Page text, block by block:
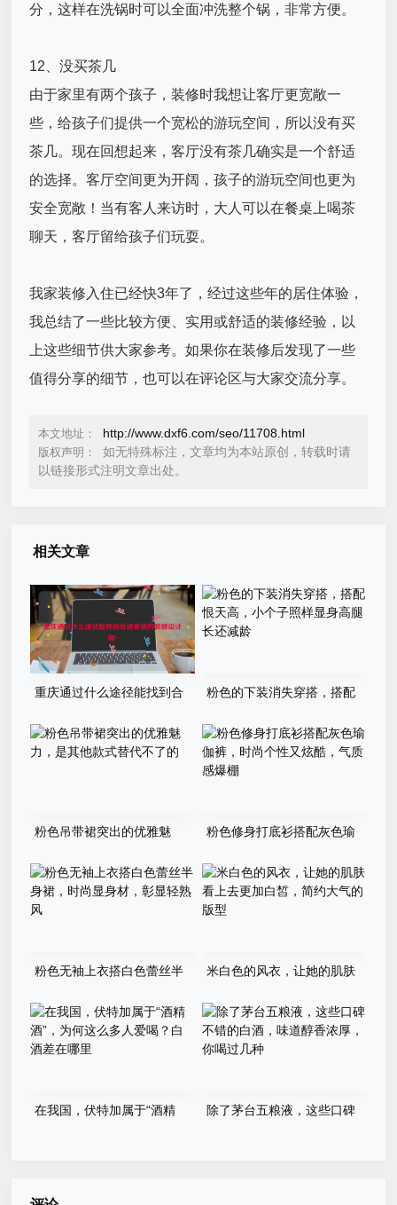
分，这样在洗锅时可以全面冲洗整个锅，非常方便。
12、没买茶几
由于家里有两个孩子，装修时我想让客厅更宽敞一
些，给孩子们提供一个宽松的游玩空间，所以没有买
茶几。现在回想起来，客厅没有茶几确实是一个舒适
的选择。客厅空间更为开阔，孩子的游玩空间也更为
安全宽敞！当有客人来访时，大人可以在餐桌上喝茶
聊天，客厅留给孩子们玩耍。
我家装修入住已经快3年了，经过这些年的居住体验，
我总结了一些比较方便、实用或舒适的装修经验，以
上这些细节供大家参考。如果你在装修后发现了一些
值得分享的细节，也可以在评论区与大家交流分享。
本文地址： http://www.dxf6.com/seo/11708.html
版权声明：
如无特殊标注，文章均为本站原创，转载时请
以链接形式注明文章出处。
相关文章
重庆通过什么途径能找到合
粉色的下装消失穿搭，搭配
长还减龄
粉色吊带裙突出的优雅魅
粉色修身打底衫搭配灰色瑜
感爆棚
粉色无袖上衣搭白色蕾丝半
风
米白色的风衣，让她的肌肤
版型
在我国，伏特加属于“酒精
除了茅台五粮液，这些口碑